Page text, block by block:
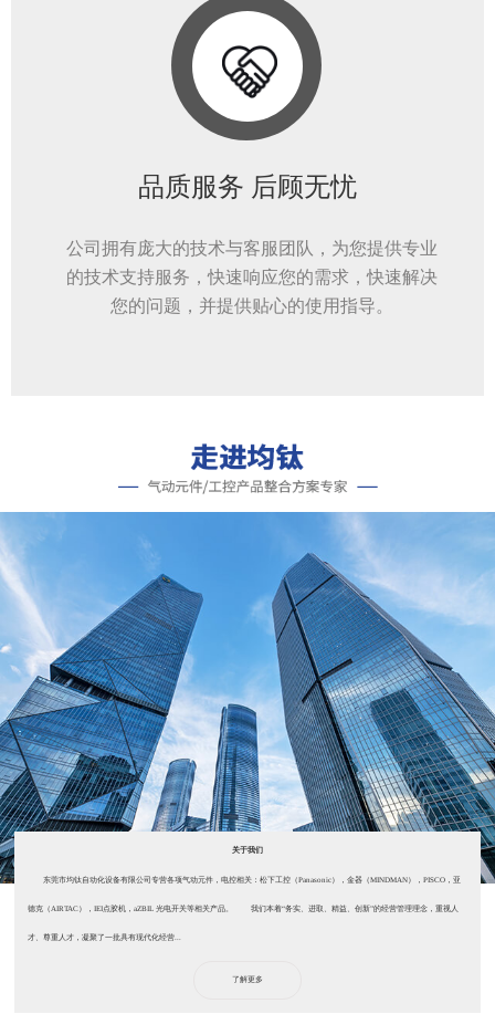
品质服务 后顾无忧
公司拥有庞大的技术与客服团队，为您提供专业
的技术支持服务，快速响应您的需求，快速解决
您的问题，并提供贴心的使用指导。
关于我们
东莞市均钛自动化设备有限公司专营各项气动元件，电控相关：松下工控（Panasonic），金器（MINDMAN），PISCO，亚
德克（AIRTAC），IEI点胶机，aZBIL 光电开关等相关产品。 我们本着“务实、进取、精益、创新”的经营管理理念，重视人
才、尊重人才，凝聚了一批具有现代化经营...
了解更多